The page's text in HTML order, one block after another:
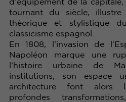
tournant du siècle, illustre
théorique et stylistique
classicisme espagnol.
En 1808, l’invasion de
Napoléon marque une
l’histoire urbaine de
institutions, son espace
architecture font alors
profondes